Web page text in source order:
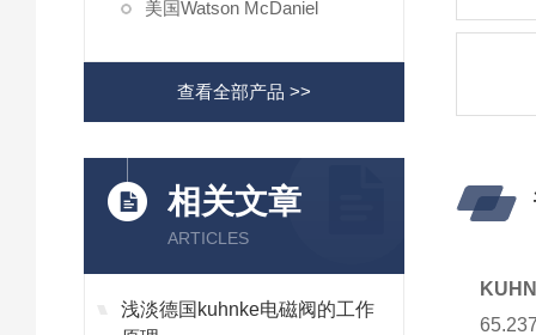
美国Watson McDaniel
查看全部产品 >>
相关文章
ARTICLES
浅淡德国kuhnke电磁阀的工作